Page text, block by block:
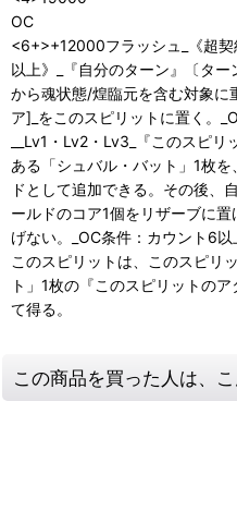
OC
<6+>+12000フラッシュ_《超
以上》_『自分のターン』〔タ
から魂状態/煌臨元を含む対象に
ア]_をこのスピリットに置く。
__Lv1・Lv2・Lv3_『このスピ
ある「シュバル・バット」1枚
ドとして追加できる。その後、
ールドのコア1個をリザーブに
げない。_OC条件：カウント6
このスピリットは、このスピリ
ト」1枚の『このスピリットの
て得る。
この商品を買った人は、